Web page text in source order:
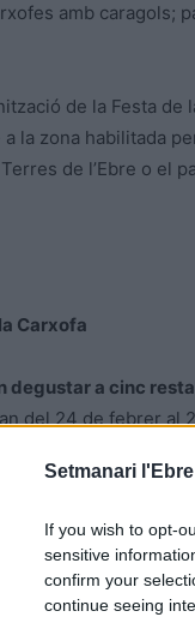
Setmanari
If you wish to opt-
sensitive
confirm your
continue seeing
amb caragols;
de la Festa
la zona habilitada
de l’Ebre o el
Carxofa
degustar a cinc
del 24 de febrer al